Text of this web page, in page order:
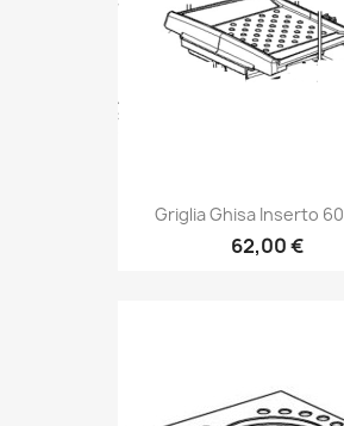
Griglia Ghisa Inserto 60
62,00 €